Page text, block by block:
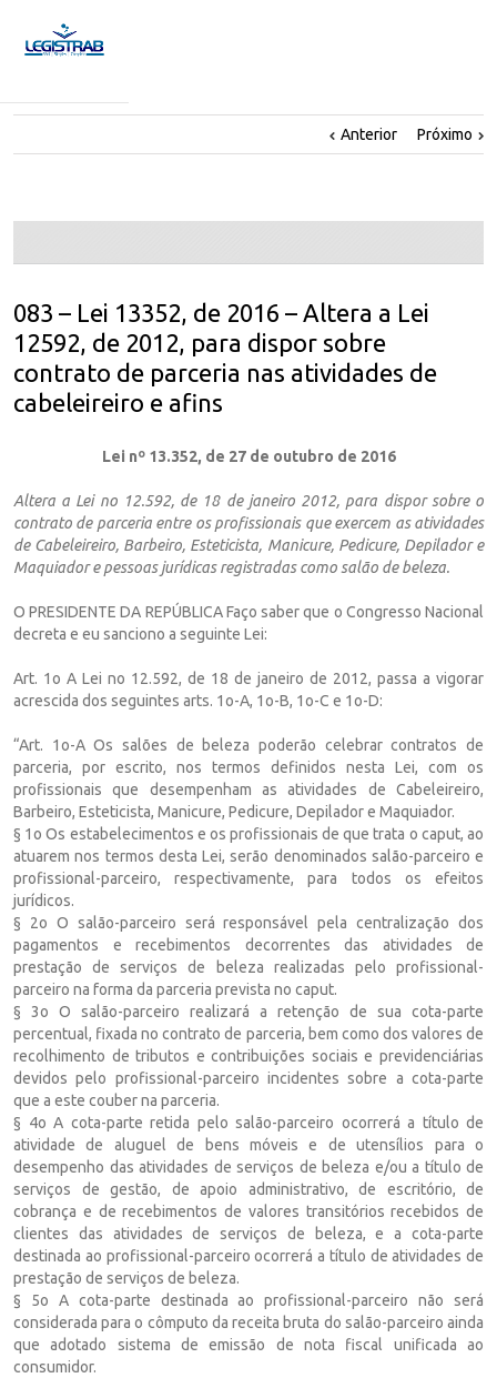
Anterior Próximo
083 – Lei 13352, de 2016 – Altera a Lei
12592, de 2012, para dispor sobre
contrato de parceria nas atividades de
cabeleireiro e afins
Lei nº 13.352, de 27 de outubro de 2016
Altera a Lei no 12.592, de 18 de janeiro 2012, para dispor sobre o
contrato de parceria entre os profissionais que exercem as atividades
de Cabeleireiro, Barbeiro, Esteticista, Manicure, Pedicure, Depilador e
Maquiador e pessoas jurídicas registradas como salão de beleza.
O PRESIDENTE DA REPÚBLICA Faço saber que o Congresso Nacional
decreta e eu sanciono a seguinte Lei:
Art. 1o A Lei no 12.592, de 18 de janeiro de 2012, passa a vigorar
acrescida dos seguintes arts. 1o-A, 1o-B, 1o-C e 1o-D:
“Art. 1o-A Os salões de beleza poderão celebrar contratos de
parceria, por escrito, nos termos definidos nesta Lei, com os
profissionais que desempenham as atividades de Cabeleireiro,
Barbeiro, Esteticista, Manicure, Pedicure, Depilador e Maquiador.
§ 1o Os estabelecimentos e os profissionais de que trata o caput, ao
atuarem nos termos desta Lei, serão denominados salão-parceiro e
profissional-parceiro, respectivamente, para todos os efeitos
jurídicos.
§ 2o O salão-parceiro será responsável pela centralização dos
pagamentos e recebimentos decorrentes das atividades de
prestação de serviços de beleza realizadas pelo profissional-
parceiro na forma da parceria prevista no caput.
§ 3o O salão-parceiro realizará a retenção de sua cota-parte
percentual, fixada no contrato de parceria, bem como dos valores de
recolhimento de tributos e contribuições sociais e previdenciárias
devidos pelo profissional-parceiro incidentes sobre a cota-parte
que a este couber na parceria.
§ 4o A cota-parte retida pelo salão-parceiro ocorrerá a título de
atividade de aluguel de bens móveis e de utensílios para o
desempenho das atividades de serviços de beleza e/ou a título de
serviços de gestão, de apoio administrativo, de escritório, de
cobrança e de recebimentos de valores transitórios recebidos de
clientes das atividades de serviços de beleza, e a cota-parte
destinada ao profissional-parceiro ocorrerá a título de atividades de
prestação de serviços de beleza.
§ 5o A cota-parte destinada ao profissional-parceiro não será
considerada para o cômputo da receita bruta do salão-parceiro ainda
que adotado sistema de emissão de nota fiscal unificada ao
consumidor.